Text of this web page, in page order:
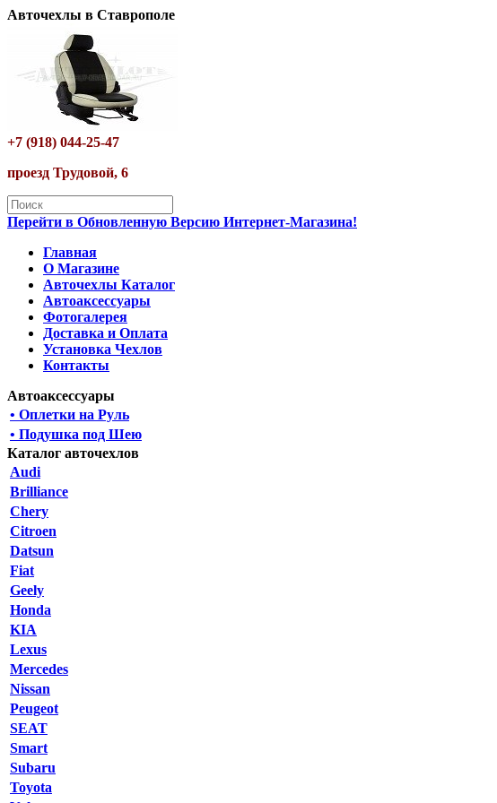
Авточехлы в Ставрополе
+7 (918) 044-25-47
проезд Трудовой, 6
Перейти в Обновленную Версию Интернет-Магазина!
Главная
О Магазине
Авточехлы Каталог
Автоаксессуары
Фотогалерея
Доставка и Оплата
Установка Чехлов
Контакты
Автоаксессуары
• Оплетки на Руль
• Подушка под Шею
Каталог авточехлов
Audi
Brilliance
Chery
Citroen
Datsun
Fiat
Geely
Honda
KIA
Lexus
Mercedes
Nissan
Peugeot
SEAT
Smart
Subaru
Toyota